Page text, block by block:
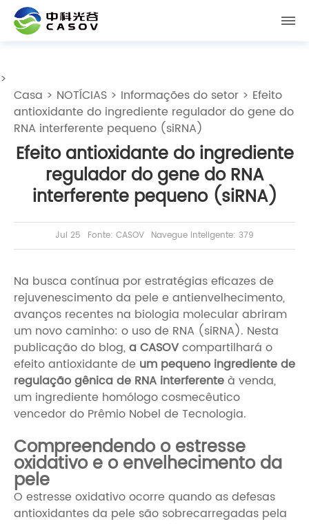
>
Casa > NOTÍCIAS > Informações do setor > Efeito
antioxidante do ingrediente regulador do gene do
RNA interferente pequeno (siRNA)
Efeito antioxidante do ingrediente
regulador do gene do RNA
interferente pequeno (siRNA)
Jul 25 Fonte: CASOV Navegue inteligente: 379
Na busca contínua por estratégias eficazes de
rejuvenescimento da pele e antienvelhecimento,
avanços recentes na biologia molecular abriram
um novo caminho: o uso de RNA (siRNA). Nesta
publicação do blog,a CASOVcompartilhará o
efeito antioxidante de um pequeno ingrediente de
regulação gênica de RNA interferenteà venda,
um ingrediente homólogo cosmecêutico
vencedor do Prêmio Nobel de Tecnologia.
Compreendendo o estresse
oxidativo e o envelhecimento da
pele
O estresse oxidativo ocorre quando as defesas
antioxidantes da pele são sobrecarregadas pela